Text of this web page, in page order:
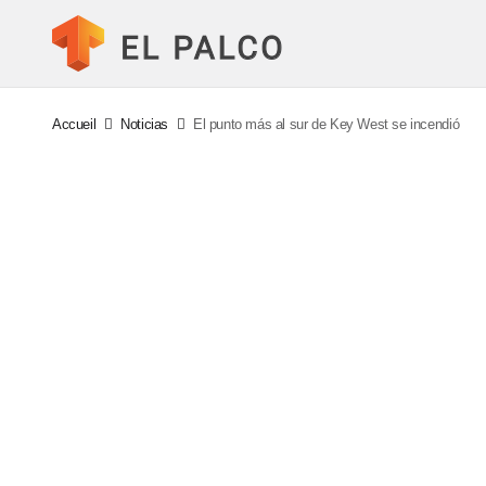
Accueil Noticias El punto más al sur de Key West se incendió